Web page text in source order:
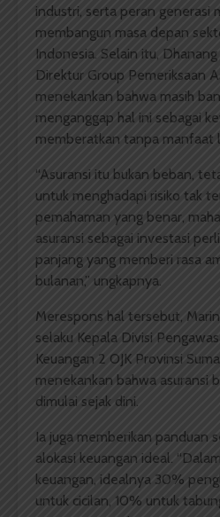
industri, serta peran generasi
membangun masa depan
Indonesia. Selain itu,
Direktur Group Pemeriksaan
menekankan bahwa masih
menganggap hal ini sebagai
memberatkan tanpa manfaat
“Asuransi itu bukan beban,
untuk menghadapi risiko tak
pemahaman yang benar,
asuransi sebagai investasi
panjang yang memberi rasa
bulanan,” ungkapnya.
Merespons hal tersebut,
selaku Kepala Divisi
Keuangan 2 OJK Provinsi
menekankan bahwa asuransi
dimulai sejak dini.
Ia juga memberikan panduan
alokasi keuangan ideal.
keuangan, idealnya 30%
untuk cicilan, 10% untuk